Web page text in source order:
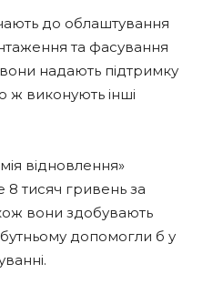
до облаштування
та фасування
надають підтримку
ж виконують інші
відновлення»
тисяч гривень за
вони здобувають
допомогли б у